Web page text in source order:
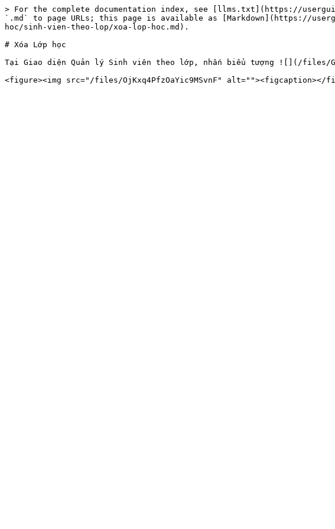
> For the complete documentation index, see [llms.txt](https://
`.md` to page URLs; this page is available as [Markdown](https://
hoc/sinh-vien-theo-lop/xoa-lop-hoc.md).
# Xóa Lớp học
Tại Giao diện Quản lý Sinh viên theo lớp, nhấn biểu tượng ![](/files/